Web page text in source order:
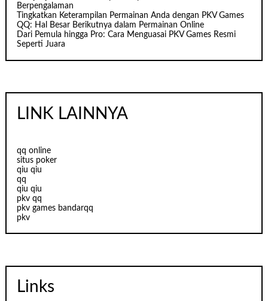
Berpengalaman
Tingkatkan Keterampilan Permainan Anda dengan PKV Games
QQ: Hal Besar Berikutnya dalam Permainan Online
Dari Pemula hingga Pro: Cara Menguasai PKV Games Resmi
Seperti Juara
LINK LAINNYA
qq online
situs poker
qiu qiu
qq
qiu qiu
pkv qq
pkv games bandarqq
pkv
Links